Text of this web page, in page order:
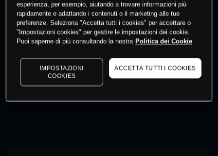
Fai trading
I prezzi sono solo indicativi. Accediper vedere gli ultimi
dati di mercato
to see latest market data
esperienza, per esempio, aiutando a trovare informazioni più
rapidamente e adattando i contenuti o il marketing alle tue
preferenze. Seleziona "Accetta tutti i cookies" per accettare o
"Impostazioni cookies" per gestire le impostazioni dei cookie.
Puoi saperne di più consultando la nostra Politica dei Cookie
IMPOSTAZIONI
COOKIES
ACCETTA TUTTI I COOKIES